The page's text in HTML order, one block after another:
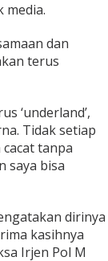
media.
dan
terus
‘underland’,
Tidak setiap
tanpa
saya bisa
dirinya
kasihnya
Irjen Pol M